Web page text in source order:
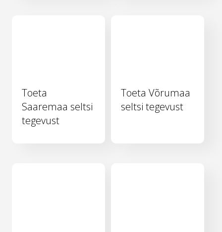
Toeta
Saaremaa seltsi
tegevust
Toeta Võrumaa
seltsi tegevust